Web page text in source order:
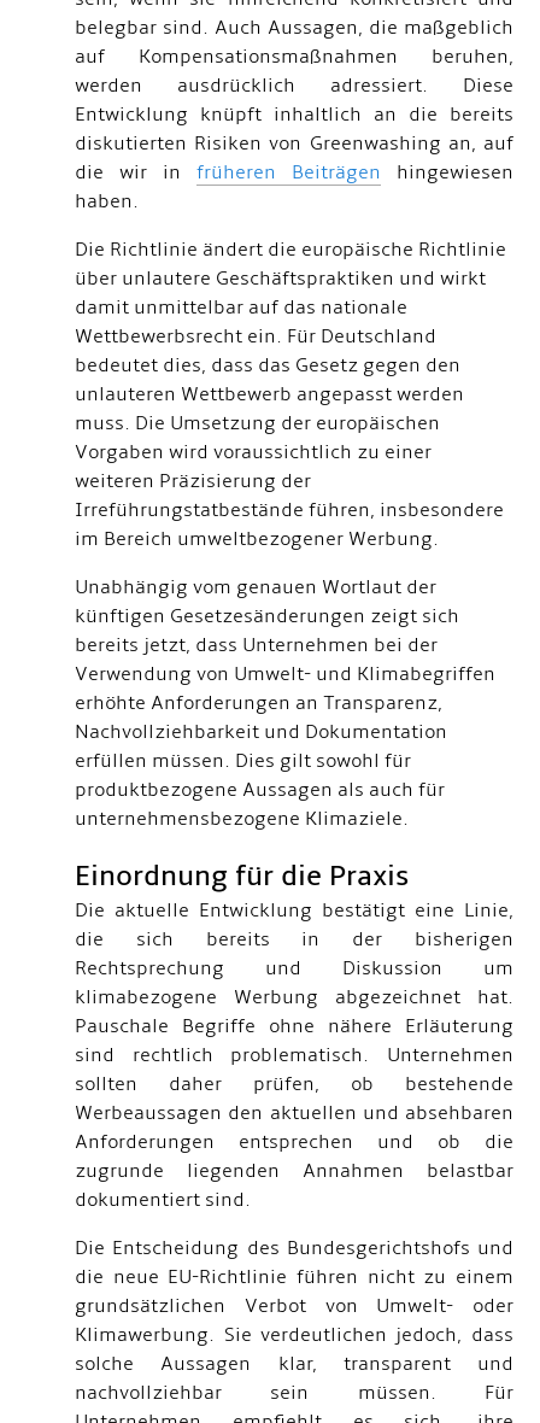
belegbar sind. Auch Aussagen, die maßgeblich
auf Kompensationsmaßnahmen beruhen,
werden ausdrücklich adressiert. Diese
Entwicklung knüpft inhaltlich an die bereits
diskutierten Risiken von Greenwashing an, auf
die wir in früheren Beiträgen hingewiesen
haben.
Die Richtlinie ändert die europäische Richtlinie
über unlautere Geschäftspraktiken und wirkt
damit unmittelbar auf das nationale
Wettbewerbsrecht ein. Für Deutschland
bedeutet dies, dass das Gesetz gegen den
unlauteren Wettbewerb angepasst werden
muss. Die Umsetzung der europäischen
Vorgaben wird voraussichtlich zu einer
weiteren Präzisierung der
Irreführungstatbestände führen, insbesondere
im Bereich umweltbezogener Werbung.
Unabhängig vom genauen Wortlaut der
künftigen Gesetzesänderungen zeigt sich
bereits jetzt, dass Unternehmen bei der
Verwendung von Umwelt- und Klimabegriffen
erhöhte Anforderungen an Transparenz,
Nachvollziehbarkeit und Dokumentation
erfüllen müssen. Dies gilt sowohl für
produktbezogene Aussagen als auch für
unternehmensbezogene Klimaziele.
Einordnung für die Praxis
Die aktuelle Entwicklung bestätigt eine Linie,
die sich bereits in der bisherigen
Rechtsprechung und Diskussion um
klimabezogene Werbung abgezeichnet hat.
Pauschale Begriffe ohne nähere Erläuterung
sind rechtlich problematisch. Unternehmen
sollten daher prüfen, ob bestehende
Werbeaussagen den aktuellen und absehbaren
Anforderungen entsprechen und ob die
zugrunde liegenden Annahmen belastbar
dokumentiert sind.
Die Entscheidung des Bundesgerichtshofs und
die neue EU-Richtlinie führen nicht zu einem
grundsätzlichen Verbot von Umwelt- oder
Klimawerbung. Sie verdeutlichen jedoch, dass
solche Aussagen klar, transparent und
nachvollziehbar sein müssen. Für